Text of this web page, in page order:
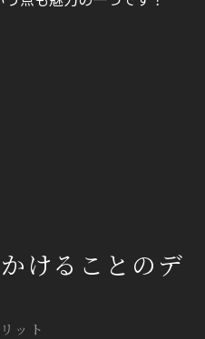
ット
けることのデ